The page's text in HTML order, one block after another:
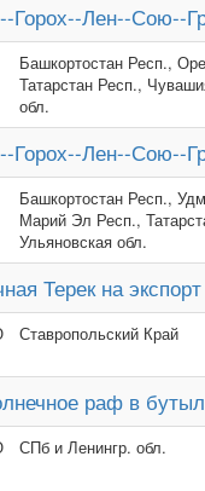
Горох--Лен--Сою--
Башкортостан Респ.,
Татарстан Респ.,
обл.
Горох--Лен--Сою--
Башкортостан Респ.,
Марий Эл Респ.,
Ульяновская обл.
Терек на экспорт
Ставропольский Край
раф в
СПб и Ленингр. обл.